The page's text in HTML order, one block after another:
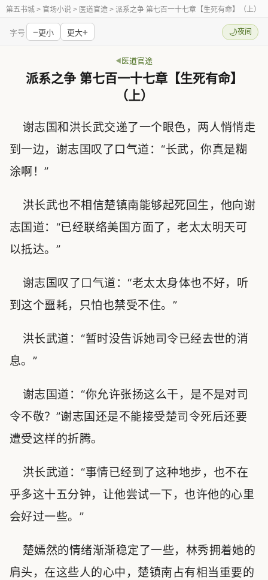
第五书城 > 官场小说 > 医道官途 > 派系之争 第七百一十七章【生死有命】（上）
字号 −更小 更大+ 🌙夜间
医道官途
派系之争 第七百一十七章【生死有命】
（上）
谢志国和洪长武交递了一个眼色，两人悄悄走
到一边，谢志国叹了口气道：“长武，你真是糊
涂啊！”
洪长武也不相信楚镇南能够起死回生，他向谢
志国道：“已经联络美国方面了，老太太明天可
以抵达。”
谢志国叹了口气道：“老太太身体也不好，听
到这个噩耗，只怕也禁受不住。”
洪长武道：“暂时没告诉她司令已经去世的消
息。”
谢志国道：“你允许张扬这么干，是不是对司
令不敬？”谢志国还是不能接受楚司令死后还要
遭受这样的折腾。
洪长武道：“事情已经到了这种地步，也不在
乎多这十五分钟，让他尝试一下，也许他的心里
会好过一些。”
楚嫣然的情绪渐渐稳定了一些，林秀拥着她的
肩头，在这些人的心中，楚镇南占有相当重要的